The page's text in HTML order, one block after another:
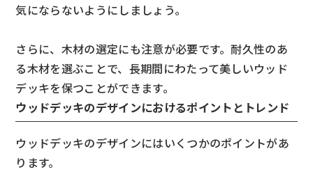
気にならないようにしましょう。
さらに、木材の選定にも注意が必要です。耐久性のあ
る木材を選ぶことで、長期間にわたって美しいウッド
デッキを保つことができます。
ウッドデッキのデザインにおけるポイントとトレンド
ウッドデッキのデザインにはいくつかのポイントがあ
ります。